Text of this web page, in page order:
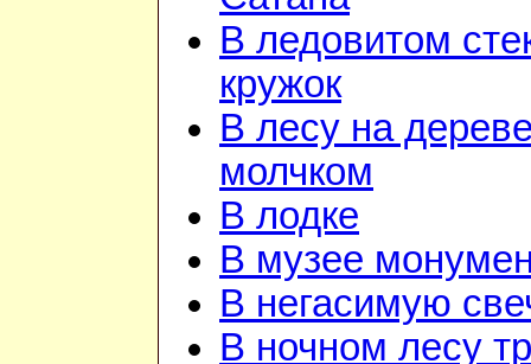
В ледовитом
кружок
В лесу на
молчком
В лодке
В музее
В негасимую
В ночном лесу